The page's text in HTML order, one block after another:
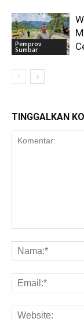
Pemprov
Sumbar
TINGGALKAN